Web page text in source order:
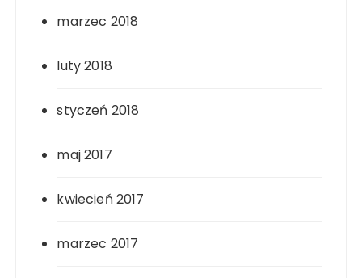
marzec 2018
luty 2018
styczeń 2018
maj 2017
kwiecień 2017
marzec 2017